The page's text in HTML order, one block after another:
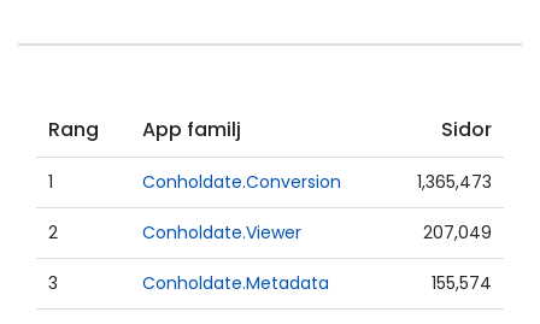
Rang App familj Sidor
1 Conholdate.Conversion 1,365,473
2 Conholdate.Viewer 207,049
3 Conholdate.Metadata 155,574